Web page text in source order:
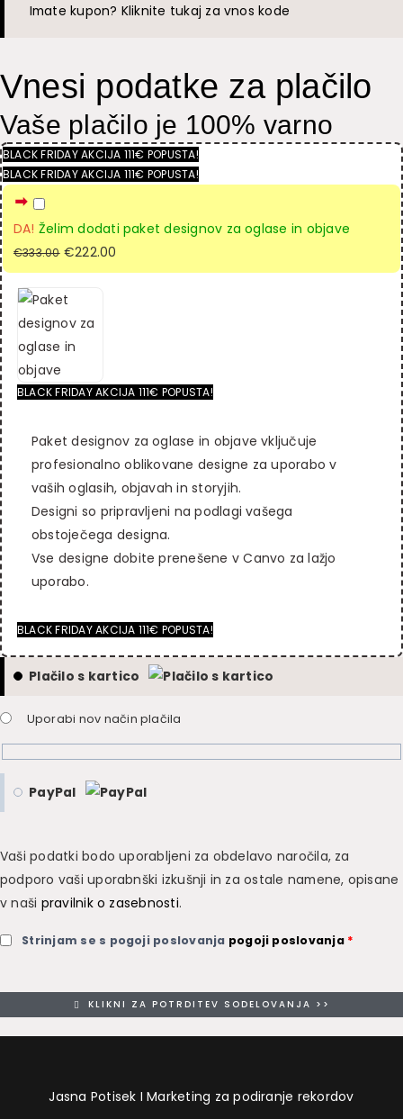
i
c
e
n
a
e
b
i
a
6
6
.
0
0
.
n
n
c
e
n
j
:
.
0
.
Imate kupon? Kliknite tukaj za vnos kode
Vnesi podatke za plačilo
Vaše plačilo je 100% varno
BLACK FRIDAY AKCIJA 111€ POPUSTA!
BLACK FRIDAY AKCIJA 111€ POPUSTA!
DA! Želim dodati paket designov za oglase in objave
€333.00 I
z
v
i
r
a
e
n
a
j
e
b
i
a
€
3
3
0
€222.00
r
n
c
e
n
a
j
e
2
2
0
0
BLACK FRIDAY AKCIJA 111€ POPUSTA!
Paket designov za oglase in objave vključuje
profesionalno oblikovane designe za uporabo v
vaših oglasih, objavah in storyjih.
Designi so pripravljeni na podlagi vašega
obstoječega designa.
Vse designe dobite prenešene v Canvo za lažjo
uporabo.
BLACK FRIDAY AKCIJA 111€ POPUSTA!
Plačilo s kartico
Uporabi nov način plačila
PayPal
Vaši podatki bodo uporabljeni za obdelavo naročila, za
podporo vaši uporabnški izkušnji in za ostale namene, opisane
v naši pravilnik o zasebnosti.
Strinjam se s pogoji poslovanja pogoji poslovanja *
KLIKNI ZA POTRDITEV SODELOVANJA >>
Jasna Potisek I Marketing za podiranje rekordov